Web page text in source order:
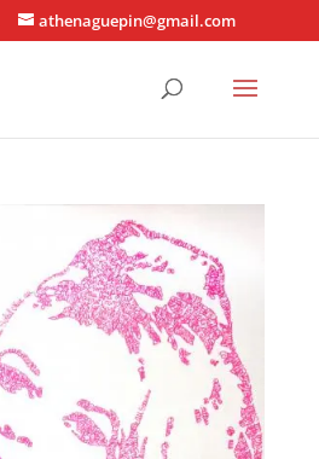
athenaguepin@gmail.com